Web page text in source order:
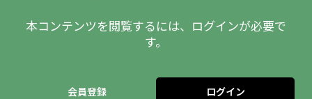
本コンテンツを閲覧するには、ログインが必要で
す。
会員登録 ログイン